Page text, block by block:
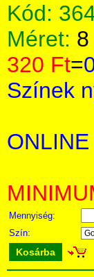
Kód:
Méret: 8
320 Ft=
Színek
Mennyiség:
Szín:
Kosárba